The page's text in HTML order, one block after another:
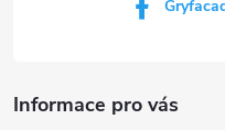
Informace pro vás